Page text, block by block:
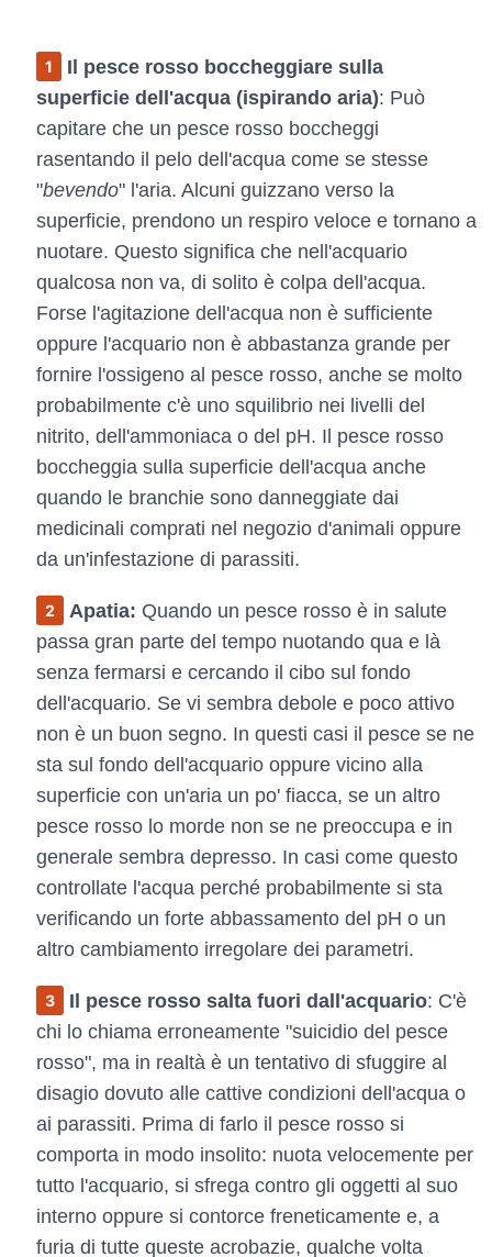
Il pesce rosso boccheggiare sulla
superficie dell'acqua (ispirando aria): Può
capitare che un pesce rosso boccheggi
rasentando il pelo dell'acqua come se stesse
"bevendo" l'aria. Alcuni guizzano verso la
superficie, prendono un respiro veloce e tornano a
nuotare. Questo significa che nell'acquario
qualcosa non va, di solito è colpa dell'acqua.
Forse l'agitazione dell'acqua non è sufficiente
oppure l'acquario non è abbastanza grande per
fornire l'ossigeno al pesce rosso, anche se molto
probabilmente c'è uno squilibrio nei livelli del
nitrito, dell'ammoniaca o del pH. Il pesce rosso
boccheggia sulla superficie dell'acqua anche
quando le branchie sono danneggiate dai
medicinali comprati nel negozio d'animali oppure
da un'infestazione di parassiti.
Apatia: Quando un pesce rosso è in salute
passa gran parte del tempo nuotando qua e là
senza fermarsi e cercando il cibo sul fondo
dell'acquario. Se vi sembra debole e poco attivo
non è un buon segno. In questi casi il pesce se ne
sta sul fondo dell'acquario oppure vicino alla
superficie con un'aria un po' fiacca, se un altro
pesce rosso lo morde non se ne preoccupa e in
generale sembra depresso. In casi come questo
controllate l'acqua perché probabilmente si sta
verificando un forte abbassamento del pH o un
altro cambiamento irregolare dei parametri.
Il pesce rosso salta fuori dall'acquario: C'è
chi lo chiama erroneamente "suicidio del pesce
rosso", ma in realtà è un tentativo di sfuggire al
disagio dovuto alle cattive condizioni dell'acqua o
ai parassiti. Prima di farlo il pesce rosso si
comporta in modo insolito: nuota velocemente per
tutto l'acquario, si sfrega contro gli oggetti al suo
interno oppure si contorce freneticamente e, a
furia di tutte queste acrobazie, qualche volta